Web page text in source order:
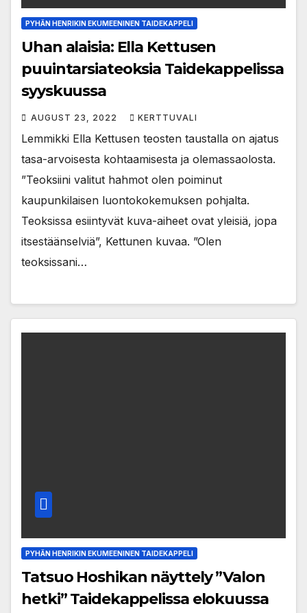
PYHÄN HENRIKIN EKUMEENINEN TAIDEKAPPELI
Uhan alaisia: Ella Kettusen
puuintarsiateoksia Taidekappelissa
syyskuussa
AUGUST 23, 2022 KERTTUVALI
Lemmikki Ella Kettusen teosten taustalla on ajatus
tasa-arvoisesta kohtaamisesta ja olemassaolosta.
”Teoksiini valitut hahmot olen poiminut
kaupunkilaisen luontokokemuksen pohjalta.
Teoksissa esiintyvät kuva-aiheet ovat yleisiä, jopa
itsestäänselviä”, Kettunen kuvaa. ”Olen
teoksissani…
PYHÄN HENRIKIN EKUMEENINEN TAIDEKAPPELI
Tatsuo Hoshikan näyttely ”Valon
hetki” Taidekappelissa elokuussa